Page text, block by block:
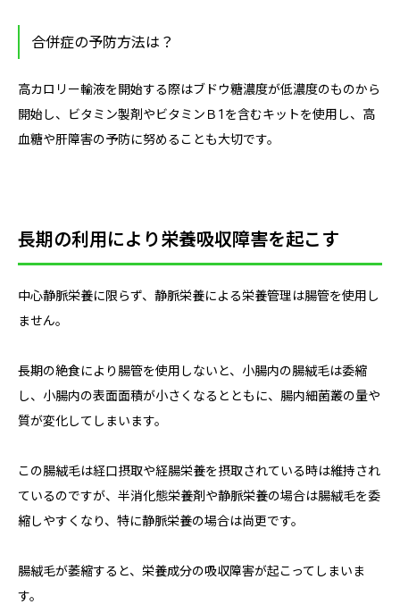
合併症の予防方法は？
高カロリー輸液を開始する際はブドウ糖濃度が低濃度のものから
開始し、ビタミン製剤やビタミンＢ1を含むキットを使用し、高
血糖や肝障害の予防に努めることも大切です。
長期の利用により栄養吸収障害を起こす
中心静脈栄養に限らず、静脈栄養による栄養管理は腸管を使用し
ません。
長期の絶食により腸管を使用しないと、小腸内の腸絨毛は委縮
し、小腸内の表面面積が小さくなるとともに、腸内細菌叢の量や
質が変化してしまいます。
この腸絨毛は経口摂取や経腸栄養を摂取されている時は維持され
ているのですが、半消化態栄養剤や静脈栄養の場合は腸絨毛を委
縮しやすくなり、特に静脈栄養の場合は尚更です。
腸絨毛が萎縮すると、栄養成分の吸収障害が起こってしまいま
す。